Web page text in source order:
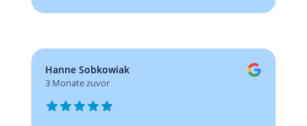
Hanne Sobkowiak
3 Monate zuvor